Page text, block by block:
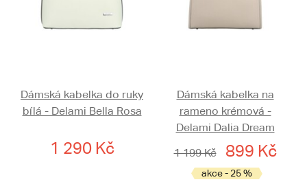
Dámská kabelka do ruky
bílá - Delami Bella Rosa
1 290 Kč
Dámská kabelka na
rameno krémová -
Delami Dalia Dream
1 199 Kč
899 Kč
akce - 25 %